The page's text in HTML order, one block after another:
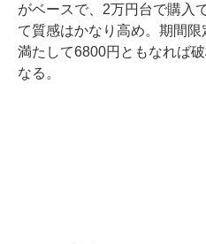
がベースで、2万円台で購入
て質感はかなり高め。期間
満たして6800円ともなれば
なる。